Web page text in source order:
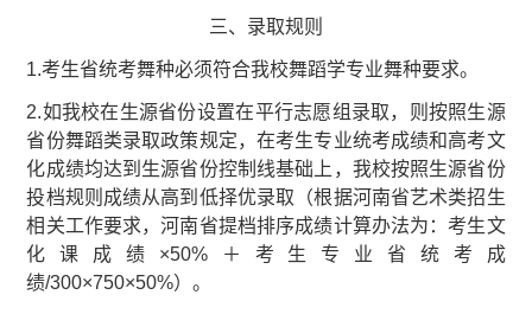
三、录取规则
1.考生省统考舞种必须符合我校舞蹈学专业舞种要求。
2.如我校在生源省份设置在平行志愿组录取，则按照生源
省份舞蹈类录取政策规定，在考生专业统考成绩和高考文
化成绩均达到生源省份控制线基础上，我校按照生源省份
投档规则成绩从高到低择优录取（根据河南省艺术类招生
相关工作要求，河南省提档排序成绩计算办法为：考生文
化课成绩×50%＋考生专业省统考成
绩/300×750×50%）。